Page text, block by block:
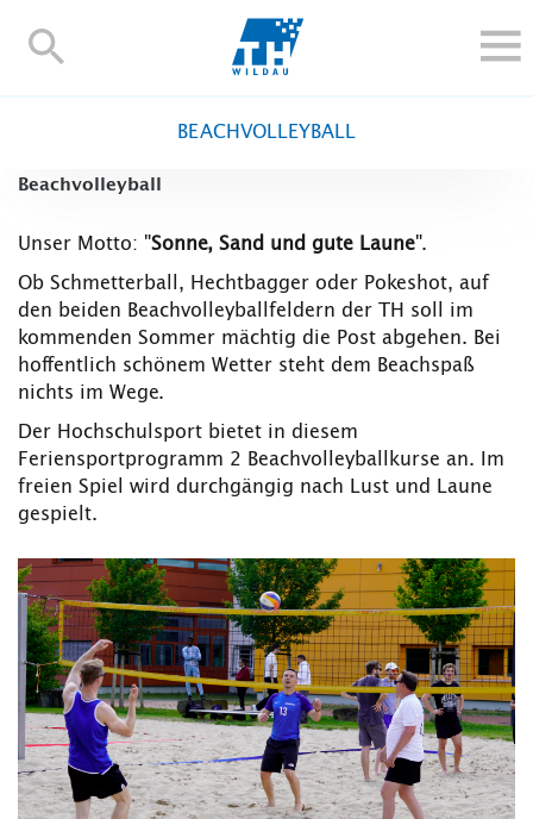
TH-
FORSCHUNG UND TRANSFER
ALUMNI
HOCHSCHULE
INTERNATIONAL
BESCHÄFTIGTE
Blogs Kontakt und Anfahrt
TH Online-Portal Personensuche English
BEACHVOLLEYBALL
Beachvolleyball
Unser Motto: "Sonne, Sand und gute Laune".
Ob Schmetterball, Hechtbagger oder Pokeshot, auf
den beiden Beachvolleyballfeldern der TH soll im
kommenden Sommer mächtig die Post abgehen. Bei
hoffentlich schönem Wetter steht dem Beachspaß
nichts im Wege.
Der Hochschulsport bietet in diesem
Feriensportprogramm 2 Beachvolleyballkurse an. Im
freien Spiel wird durchgängig nach Lust und Laune
gespielt.